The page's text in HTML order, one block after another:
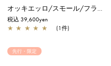
税込 39,600yen
★ ★ ★ ★ ★ (1件)
先行・限定